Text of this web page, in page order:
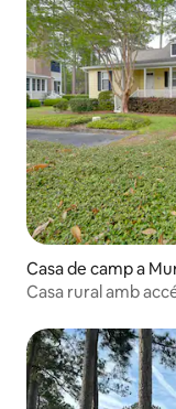
Casa de camp a
Casa rural amb